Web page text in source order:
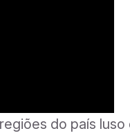
do país